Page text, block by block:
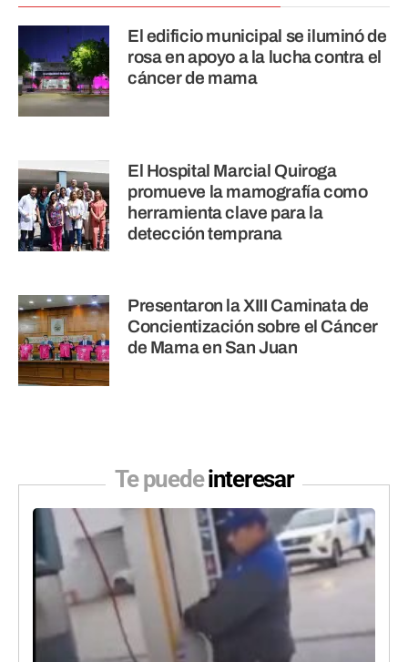
El edificio municipal se iluminó de
rosa en apoyo a la lucha contra el
cáncer de mama
El Hospital Marcial Quiroga
promueve la mamografía como
herramienta clave para la
detección temprana
Presentaron la XIII Caminata de
Concientización sobre el Cáncer
de Mama en San Juan
Te puedeinteresar